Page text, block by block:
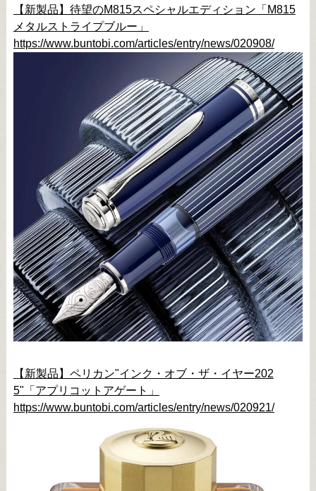
【新製品】待望のM815スペシャルエディション「M815
メタルストライプブルー」
https://www.buntobi.com/articles/entry/news/020908/
【新製品】ペリカン"インク・オブ・ザ・イヤー202
5"「アプリコットアゲート」
https://www.buntobi.com/articles/entry/news/020921/